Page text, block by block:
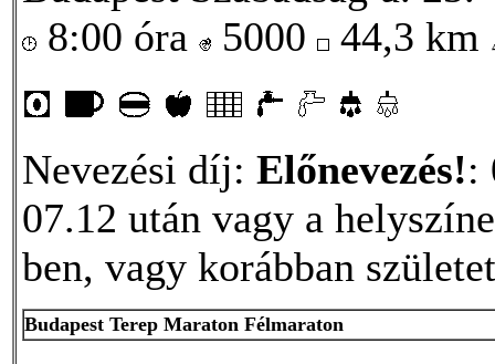
8:00 óra
5000 44,3 km
Nevezési díj: Előnevezés!:
07.12 után vagy a
ben, vagy korábban
Budapest Terep Maraton Félmaraton